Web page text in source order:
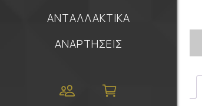
ΑΝΤΑΛΛΑΚΤΙΚΑ
ΑΝΑΡΤΗΣΕΙΣ